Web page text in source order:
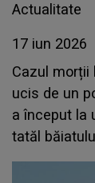
Actualitate
17 iun 2026
Cazul morții
ucis de un
a început la
tatăl
judecată: